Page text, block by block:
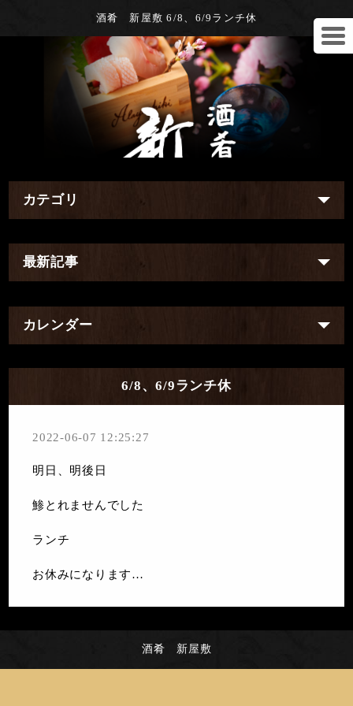
酒肴 新屋敷 6/8、6/9ランチ休
カテゴリ
最新記事
カレンダー
6/8、6/9ランチ休
2022-06-07 12:25:27
明日、明後日
鯵とれませんでした
ランチ
お休みになります…
酒肴 新屋敷